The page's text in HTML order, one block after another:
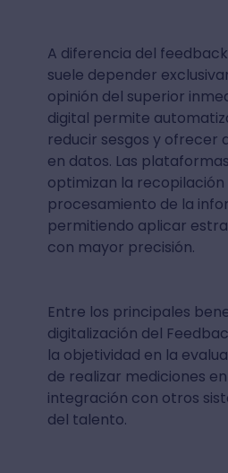
A diferencia del
suele depender
opinión del superior
digital permite
reducir sesgos y ofrecer
en datos. Las
optimizan la recopilación
procesamiento de la
permitiendo aplicar
con mayor precisión.
Entre los principales
digitalización del
la objetividad en la
de realizar mediciones
integración con otros
del talento.